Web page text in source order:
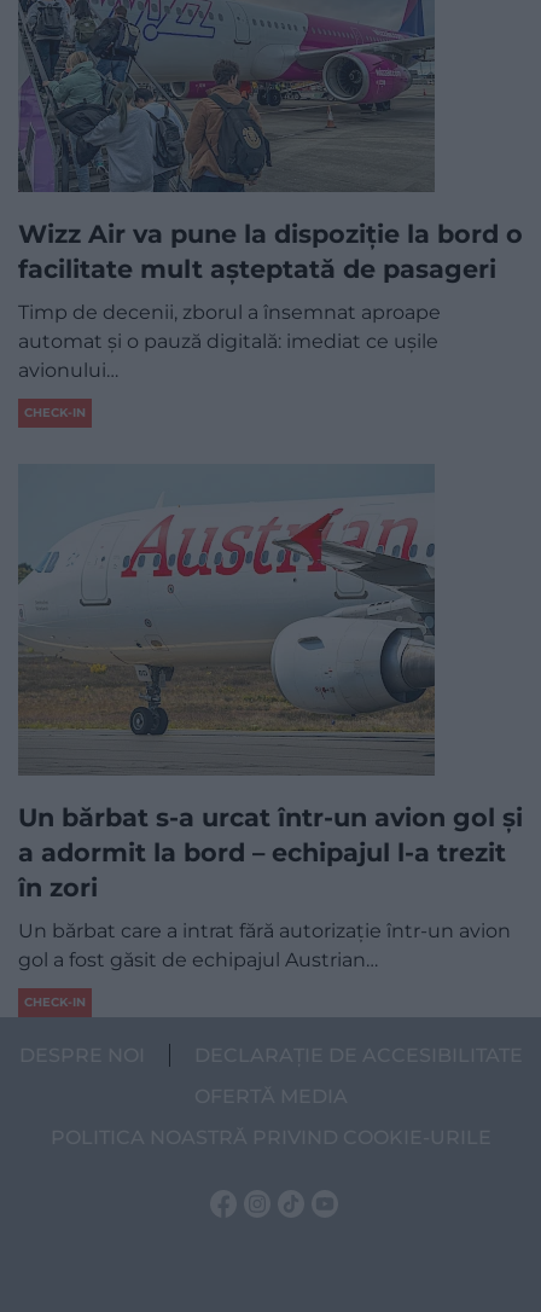
Wizz Air va pune la dispoziție la bord o
facilitate mult așteptată de pasageri
Timp de decenii, zborul a însemnat aproape
automat și o pauză digitală: imediat ce ușile
avionului…
CHECK-IN
Un bărbat s-a urcat într-un avion gol și
a adormit la bord – echipajul l-a trezit
în zori
Un bărbat care a intrat fără autorizație într-un avion
gol a fost găsit de echipajul Austrian…
CHECK-IN